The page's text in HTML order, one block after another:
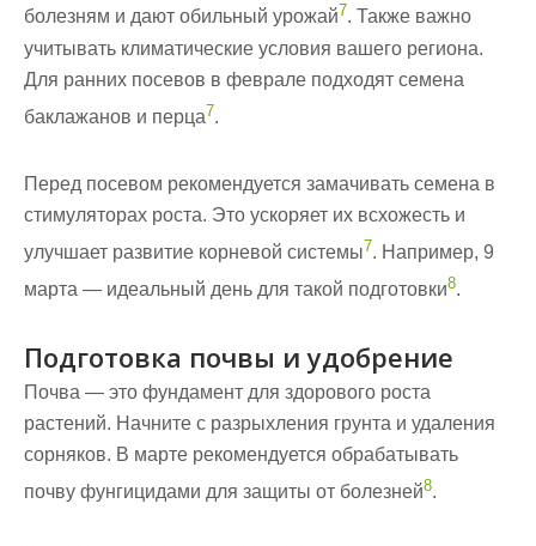
болезням и дают обильный урожай7. Также важно
учитывать климатические условия вашего региона.
Для ранних посевов в феврале подходят семена
баклажанов и перца7.
Перед посевом рекомендуется замачивать семена в
стимуляторах роста. Это ускоряет их всхожесть и
улучшает развитие корневой системы7. Например, 9
марта — идеальный день для такой подготовки8.
Подготовка почвы и удобрение
Почва — это фундамент для здорового роста
растений. Начните с разрыхления грунта и удаления
сорняков. В марте рекомендуется обрабатывать
почву фунгицидами для защиты от болезней8.